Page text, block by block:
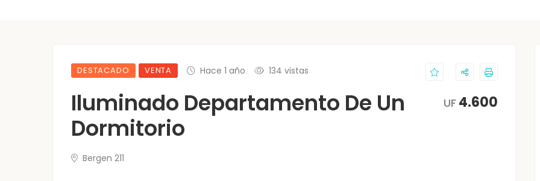
DESTACADO VENTA Hace 1 año 134 vistas
Iluminado Departamento De Un
Dormitorio
Bergen 211
UF 4.600